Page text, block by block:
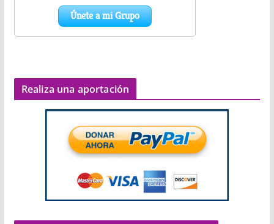
Realiza una aportación